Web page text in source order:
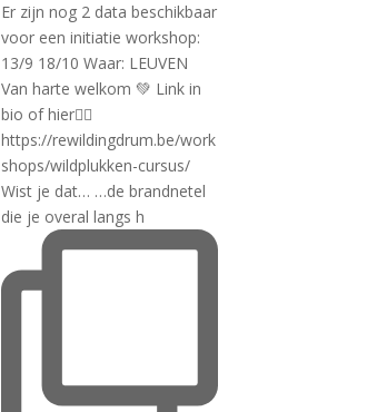
Wist je dat… …de brandnetel
die je overal langs h